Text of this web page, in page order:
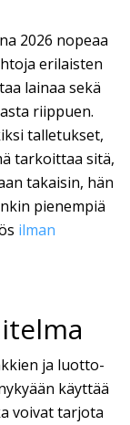
2026 nopeaa
erilaisten
lainaa sekä
riippuen.
talletukset,
tarkoittaa sitä,
takaisin, hän
pienempiä
ilman
ja luotto-
käyttää
voivat tarjota